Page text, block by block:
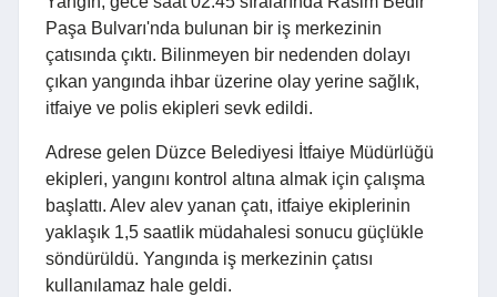
Paşa Bulvarı'nda bulunan bir iş merkezinin
çatısında çıktı. Bilinmeyen bir nedenden dolayı
çıkan yangında ihbar üzerine olay yerine sağlık,
itfaiye ve polis ekipleri sevk edildi.
Adrese gelen Düzce Belediyesi İtfaiye Müdürlüğü
ekipleri, yangını kontrol altına almak için çalışma
başlattı. Alev alev yanan çatı, itfaiye ekiplerinin
yaklaşık 1,5 saatlik müdahalesi sonucu güçlükle
söndürüldü. Yangında iş merkezinin çatısı
kullanılamaz hale geldi.